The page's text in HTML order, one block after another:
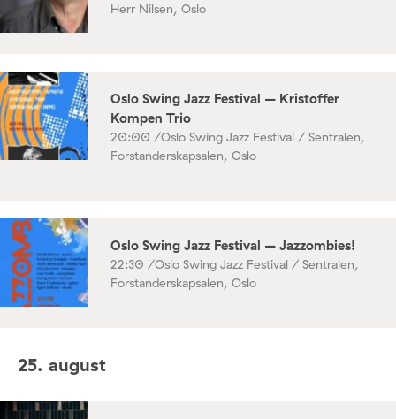
Herr Nilsen, Oslo
Oslo Swing Jazz Festival – Kristoffer
Kompen Trio
20:00 /Oslo Swing Jazz Festival / Sentralen,
Forstanderskapsalen, Oslo
Oslo Swing Jazz Festival – Jazzombies!
22:30 /Oslo Swing Jazz Festival / Sentralen,
Forstanderskapsalen, Oslo
25. august